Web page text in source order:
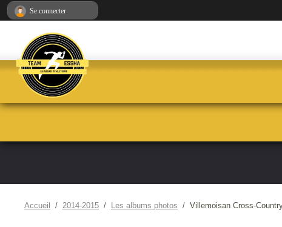
Accueil 2014-2015 Les albums photos Villemoisan Cross-
Se connecter
Panneau de gestion des cookies